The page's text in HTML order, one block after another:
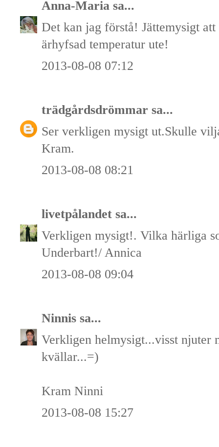
Anna-Maria sa...
Det kan jag förstå! Jättemysigt
ärhyfsad temperatur ute!
2013-08-08 07:12
trädgårdsdrömmar sa...
Ser verkligen mysigt ut.Skulle
Kram.
2013-08-08 08:21
livetpålandet sa...
Verkligen mysigt!. Vilka härliga
Underbart!/ Annica
2013-08-08 09:04
Ninnis sa...
Verkligen helmysigt...visst njuter
kvällar...=)
Kram Ninni
2013-08-08 15:27